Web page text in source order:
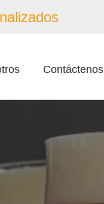
Contáctenos